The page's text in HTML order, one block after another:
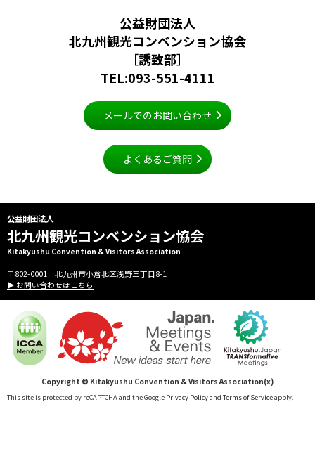
公益財団法人
北九州観光コンベンション協会
［誘致部］
TEL:093-551-4111
メールでのお問い合わせ
よくあるご質問
公益財団法人
北九州観光コンベンション協会
Kitakyushu Convention & Visitors Association
〒802-0001 北九州市小倉北区浅野三丁目8-1
▶ お問い合わせはこちら
Copyright © Kitakyushu Convention & Visitors Association(x)
This site is protected by reCAPTCHA and the Google Privacy Policyand Terms of Serviceapply.